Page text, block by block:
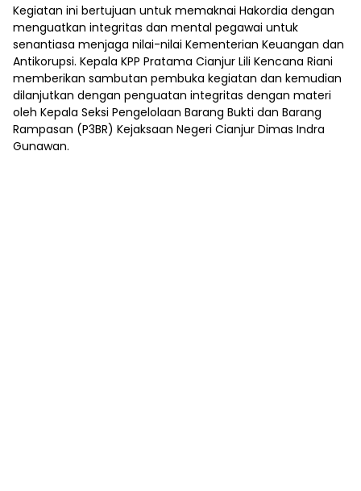
Kegiatan ini bertujuan untuk memaknai Hakordia dengan
menguatkan integritas dan mental pegawai untuk
senantiasa menjaga nilai-nilai Kementerian Keuangan dan
Antikorupsi. Kepala KPP Pratama Cianjur Lili Kencana Riani
memberikan sambutan pembuka kegiatan dan kemudian
dilanjutkan dengan penguatan integritas dengan materi
oleh Kepala Seksi Pengelolaan Barang Bukti dan Barang
Rampasan (P3BR) Kejaksaan Negeri Cianjur Dimas Indra
Gunawan.